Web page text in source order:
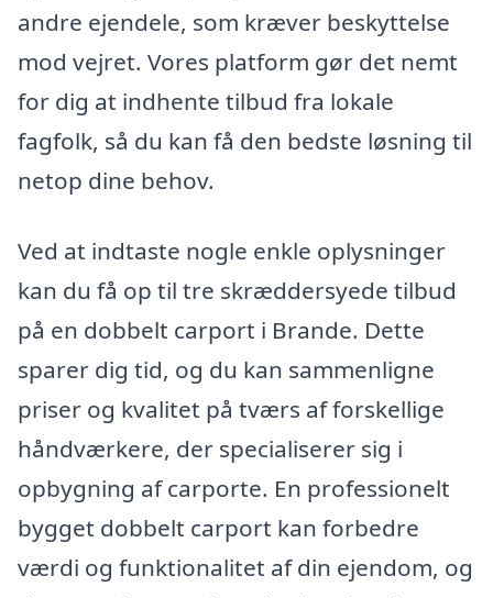
andre ejendele, som kræver beskyttelse
mod vejret. Vores platform gør det nemt
for dig at indhente tilbud fra lokale
fagfolk, så du kan få den bedste løsning til
netop dine behov.
Ved at indtaste nogle enkle oplysninger
kan du få op til tre skræddersyede tilbud
på en dobbelt carport i Brande. Dette
sparer dig tid, og du kan sammenligne
priser og kvalitet på tværs af forskellige
håndværkere, der specialiserer sig i
opbygning af carporte. En professionelt
bygget dobbelt carport kan forbedre
værdi og funktionalitet af din ejendom, og